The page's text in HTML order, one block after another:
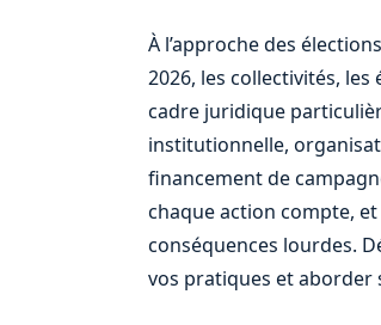
À l’approche des
2026, les collectivités,
cadre juridique
institutionnelle,
financement de
chaque action compte,
conséquences lourdes.
vos pratiques et aborder